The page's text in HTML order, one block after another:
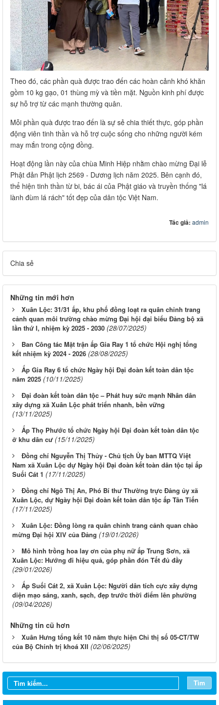
Theo đó, các phần quà được trao đến các hoàn cảnh khó khăn
gồm 10 kg gạo, 01 thùng mỳ và tiền mặt. Nguồn kinh phí được
sự hỗ trợ từ các mạnh thường quân.
Mỗi phần quà được trao đến là sự sẻ chia thiết thực, góp phần
động viên tinh thần và hỗ trợ cuộc sống cho những người kém
may mắn trong cộng đồng.
Hoạt động lần này của chùa Minh Hiệp nhằm chào mừng Đại lễ
Phật đản Phật lịch 2569 - Dương lịch năm 2025. Bên cạnh đó,
thể hiện tinh thần từ bi, bác ái của Phật giáo và truyền thống "lá
lành đùm lá rách" tốt đẹp của dân tộc Việt Nam.​
Tác giả: admin
Chia sẻ
Những tin mới hơn
Xuân Lộc: 31/31 ấp, khu phố đồng loạt ra quân chỉnh trang
cảnh quan môi trường chào mừng Đại hội đại biểu Đảng bộ xã
lần thứ I, nhiệm kỳ 2025 - 2030 (28/07/2025)
Ban Công tác Mặt trận ấp Gia Ray 1 tổ chức Hội nghị tổng
kết nhiệm kỳ 2024 - 2026 (28/08/2025)
Ấp Gia Ray 6 tổ chức Ngày hội Đại đoàn kết toàn dân tộc
năm 2025 (10/11/2025)
Đại đoàn kết toàn dân tộc – Phát huy sức mạnh Nhân dân
xây dựng xã Xuân Lộc phát triển nhanh, bền vững
(13/11/2025)
Ấp Thọ Phước tổ chức Ngày hội Đại đoàn kết toàn dân tộc
ở khu dân cư (15/11/2025)
Đồng chí Nguyễn Thị Thủy - Chủ tịch Ủy ban MTTQ Việt
Nam xã Xuân Lộc dự Ngày hội Đại đoàn kết toàn dân tộc tại ấp
Suối Cát 1 (17/11/2025)
Đồng chí Ngô Thị An, Phó Bí thư Thường trực Đảng ủy xã
Xuân Lộc, dự Ngày hội Đại đoàn kết toàn dân tộc ấp Tân Tiến
(17/11/2025)
Xuân Lộc: Đồng lòng ra quân chỉnh trang cảnh quan chào
mừng Đại hội XIV của Đảng (19/01/2026)
Mô hình trồng hoa lay ơn của phụ nữ ấp Trung Sơn, xã
Xuân Lộc: Hướng đi hiệu quả, góp phần đón Tết đủ đầy
(29/01/2026)
Ấp Suối Cát 2, xã Xuân Lộc: Người dân tích cực xây dựng
diện mạo sáng, xanh, sạch, đẹp trước thời điểm lên phường
(09/04/2026)
Những tin cũ hơn
Xuân Hưng tổng kết 10 năm thực hiện Chỉ thị số 05-CT/TW
của Bộ Chính trị khoá XII (02/06/2025)
Tìm